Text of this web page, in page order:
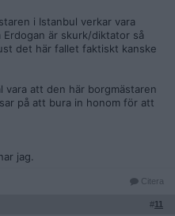
i Istanbul verkar vara
är skurk/diktator så
det här fallet faktiskt kanske
vara att den här borgmästaren
på att bura in honom för att
jag.
Citera
#11